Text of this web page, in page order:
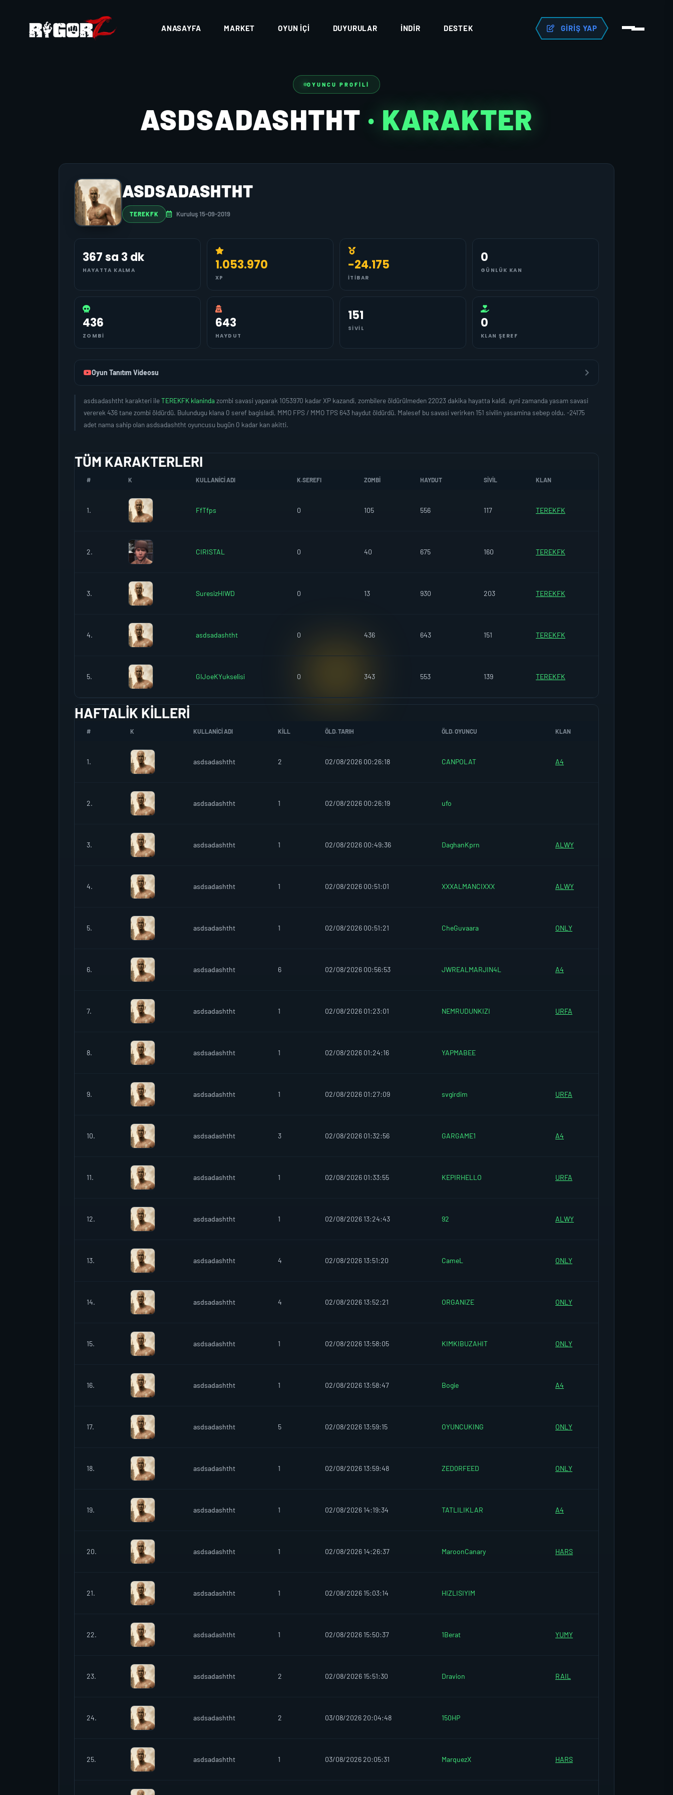
ANASAYFA MARKET OYUN İÇI DUYURULAR İNDIR DESTEK GIRIŞ YAP
OYUNCU PROFILI
ASDSADASHTHT · KARAKTER
ASDSADASHTHT
TEREKFK Kuruluş 15-09-2019
367 sa 3 dk
HAYATTA KALMA 1.053.970
XP
-24.175
İTIBAR
0
GÜNLÜK KAN
436
ZOMBI
643
HAYDUT
151
SIVIL 0
KLAN ŞEREF
Oyun Tanıtım Videosu
asdsadashtht karakteri ileTEREKFK klaninda zombi savasi yaparak 1053970 kadar XP kazandi, zombilere öldürülmeden 22023 dakika hayatta kaldi, ayni zamanda yasam savasi
vererek 436 tane zombi öldürdü. Bulundugu klana 0 seref bagisladi, MMO FPS / MMO TPS 643 haydut öldürdü. Malesef bu savasi verirken 151 sivilin yasamina sebep oldu. -24175
adet nama sahip olan asdsadashtht oyuncusu bugün 0 kadar kan akitti.
TÜM KARAKTERLERI
# K KULLANICI ADI K.SEREFI ZOMBI HAYDUT SIVIL KLAN
1. FfTfps 0 105 556 117 TEREKFK
2. CIRISTAL 0 40 675 160 TEREKFK
3. SuresizHIWD 0 13 930 203 TEREKFK
4. asdsadashtht 0 436 643 151 TEREKFK
5. GIJoeKYukselisi 0 343 553 139 TEREKFK
HAFTALIK KILLERI
# K KULLANICI ADI KILL ÖLD. TARIH ÖLD. OYUNCU KLAN
1. asdsadashtht 2 02/08/2026 00:26:18 CANPOLAT A4
2. asdsadashtht 1 02/08/2026 00:26:19 ufo
3. asdsadashtht 1 02/08/2026 00:49:36 DaghanKprn ALWY
4. asdsadashtht 1 02/08/2026 00:51:01 XXXALMANCIXXX ALWY
5. asdsadashtht 1 02/08/2026 00:51:21 CheGuvaara ONLY
6. asdsadashtht 6 02/08/2026 00:56:53 JWREALMARJIN4L A4
7. asdsadashtht 1 02/08/2026 01:23:01 NEMRUDUNKIZI URFA
8. asdsadashtht 1 02/08/2026 01:24:16 YAPMABEE
9. asdsadashtht 1 02/08/2026 01:27:09 svgirdim URFA
10. asdsadashtht 3 02/08/2026 01:32:56 GARGAME1 A4
11. asdsadashtht 1 02/08/2026 01:33:55 KEPIRHELLO URFA
12. asdsadashtht 1 02/08/2026 13:24:43 92 ALWY
13. asdsadashtht 4 02/08/2026 13:51:20 CameL ONLY
14. asdsadashtht 4 02/08/2026 13:52:21 ORGANIZE ONLY
15. asdsadashtht 1 02/08/2026 13:58:05 KIMKIBUZAHIT ONLY
16. asdsadashtht 1 02/08/2026 13:58:47 Bogie A4
17. asdsadashtht 5 02/08/2026 13:59:15 OYUNCUKING ONLY
18. asdsadashtht 1 02/08/2026 13:59:48 ZED0RFEED ONLY
19. asdsadashtht 1 02/08/2026 14:19:34 TATLILIKLAR A4
20. asdsadashtht 1 02/08/2026 14:26:37 MaroonCanary HARS
21. asdsadashtht 1 02/08/2026 15:03:14 HIZLISIYIM
22. asdsadashtht 1 02/08/2026 15:50:37 1Berat YUMY
23. asdsadashtht 2 02/08/2026 15:51:30 Dravion RAIL
24. asdsadashtht 2 03/08/2026 20:04:48 150HP
25. asdsadashtht 1 03/08/2026 20:05:31 MarquezX HARS